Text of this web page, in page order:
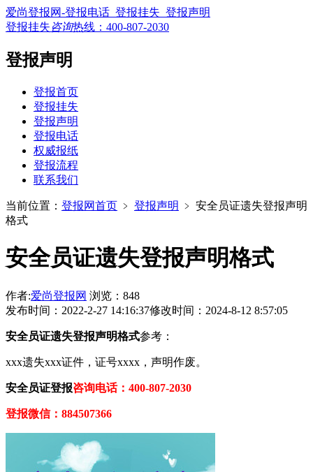
爱尚登报网-登报电话_登报挂失_登报声明
登报挂失咨询热线： 400-807-2030
登报声明
登报首页
登报挂失
登报声明
登报电话
权威报纸
登报流程
联系我们
当前位置： 登报网首页 ﹥ 登报声明 ﹥ 安全员证遗失登报声明
格式
安全员证遗失登报声明格式
作者:爱尚登报网 浏览：848
发布时间：2022-2-27 14:16:37修改时间：2024-8-12 8:57:05
安全员证遗失登报声明格式参考：
xxx遗失xxx证件，证号xxxx，声明作废。
安全员证登报咨询电话：400-807-2030
登报微信：884507366